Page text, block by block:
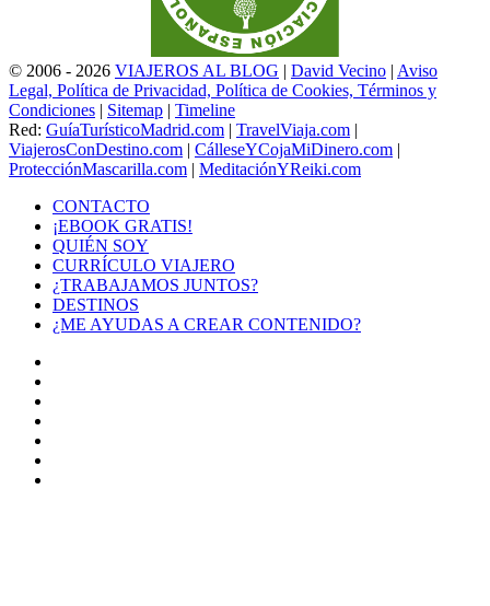
© 2006 - 2026 VIAJEROS AL BLOG | David Vecino | Aviso
Legal, Política de Privacidad, Política de Cookies, Términos y
Condiciones | Sitemap | Timeline
Red: GuíaTurísticoMadrid.com | TravelViaja.com |
ViajerosConDestino.com | CálleseYCojaMiDinero.com |
ProtecciónMascarilla.com | MeditaciónYReiki.com
CONTACTO
¡EBOOK GRATIS!
QUIÉN SOY
CURRÍCULO VIAJERO
¿TRABAJAMOS JUNTOS?
DESTINOS
¿ME AYUDAS A CREAR CONTENIDO?